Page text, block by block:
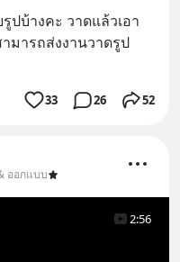
ปบ้างคะ วาดแล้วเอา
ามารถส่งงานวาดรูป
33 26 52
ออกแบบ
2:56